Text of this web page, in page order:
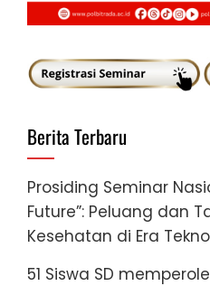
Berita Terbaru
Prosiding Seminar
Future”: Peluang dan
Kesehatan di Era
51 Siswa SD